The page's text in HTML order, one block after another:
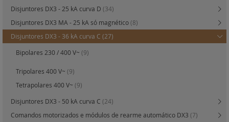
Disjuntores DX3 - 25 kA curva D (34)
Disjuntores DX3 MA - 25 kA só magnético(8)
Disjuntores DX3 - 36 kA curva C (27)
Bipolares 230 / 400 V~ (9)
Tripolares 400 V~ (9)
Tetrapolares 400 V~ (9)
Disjuntores DX3 - 50 kA curva C (24)
Comandos motorizados e módulos de rearme automático DX3 (7)